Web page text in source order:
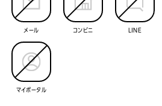
メール コンビニ LINE
マイポータル